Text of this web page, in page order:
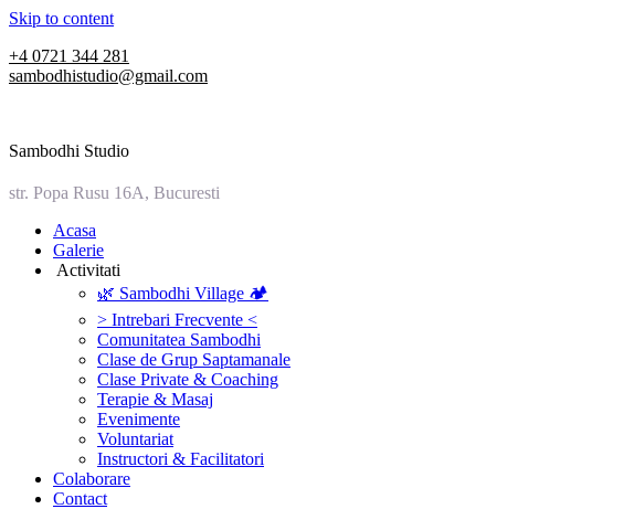
Skip to content
+4 0721 344 281
sambodhistudio@gmail.com
Sambodhi Studio
str. Popa Rusu 16A, Bucuresti
‎Acasa
Galerie
‎ ‎Activitati‎
🌿 Sambodhi Village 🏕️
> Intrebari Frecvente <
Comunitatea Sambodhi
Clase de Grup Saptamanale
Clase Private & Coaching
Terapie & Masaj
‎Evenimente
Voluntariat
‏‏‎Instructori & Facilitatori
Colaborare
Contact